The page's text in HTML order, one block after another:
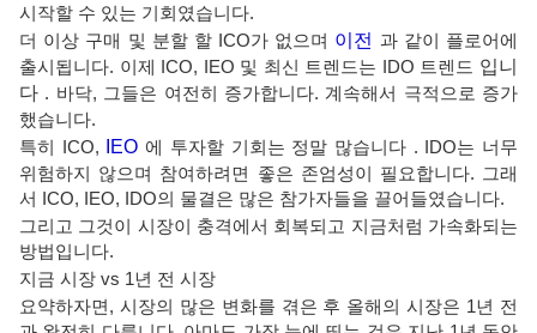
시작할 수 있는 기회였습니다.
더 이상 구매 및 분할 할 ICO가 없으며 이전 과 같이 플로어에
출시됩니다. 이제 ICO, IEO 및 최신 트렌드는 IDO 트렌드 입니
다 . 바닥, 그들은 여전히 ​​​​증가합니다. 계속해서 극적으로 증가
했습니다.
특히 ICO,
IEO 에 투자할 기회는 정말 많습니다 . IDO는 너무
위험하지 않으며 참여하려면 좋은 존엄성이 필요합니다. 그래
서 ICO, IEO, IDO의 물결은 많은 참가자들을 끌어들였습니다.
그리고 그것이 시장이 충격에서 회복되고 지금처럼 가속화되는
방법입니다.
지금 시장 vs 1년 전 시장
요약하자면, 시장의 많은 변화를 겪은 후 올해의 시장은 1년 전